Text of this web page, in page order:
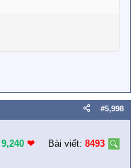
#5,998
9,240 ❤︎ Bài viết: 8493